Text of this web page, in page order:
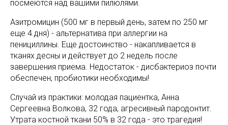
посмеются над вашими пилюлями.
Азитромицин (500 мг в первый день, затем по 250 мг
еще 4 дня) - альтернатива при аллергии на
пенициллины. Еще достоинство - накапливается в
тканях десны и действует до 2 недель после
завершения приема. Недостаток - дисбактериоз почти
обеспечен, пробиотики необходимы!
Случай из практики: молодая пациентка, Анна
Сергеевна Волкова, 32 года, агресивный пародонтит.
Утрата костной ткани 50% в 32 года - это трагедия!